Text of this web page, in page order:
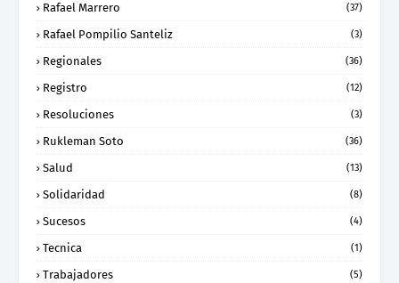
Rafael Marrero (37)
Rafael Pompilio Santeliz (3)
Regionales (36)
Registro (12)
Resoluciones (3)
Rukleman Soto (36)
Salud (13)
Solidaridad (8)
Sucesos (4)
Tecnica (1)
Trabajadores (5)